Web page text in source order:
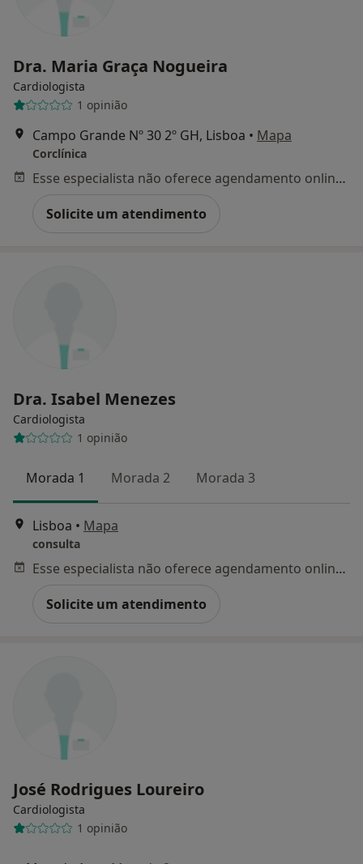
Dra. Maria Graça Nogueira
Cardiologista
1 opinião
Campo Grande Nº 30 2º GH, Lisboa • Mapa
Corclínica
Esse especialista não oferece agendamento online para esse endereço.
Solicite um atendimento
Dra. Isabel Menezes
Cardiologista
1 opinião
Morada 1 Morada 2 Morada 3
Lisboa • Mapa
consulta
Esse especialista não oferece agendamento online para esse endereço.
Solicite um atendimento
José Rodrigues Loureiro
Cardiologista
1 opinião